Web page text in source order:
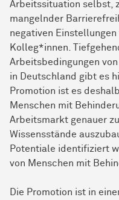
Arbeitssituation selbst,
mangelnder
negativen Einstellungen
Kolleg*innen.
Arbeitsbedingungen
in Deutschland gibt es
Promotion ist es
Menschen mit
Arbeitsmarkt genauer
Wissensstände
Potentiale identifiziert
von Menschen mit
Die Promotion ist in